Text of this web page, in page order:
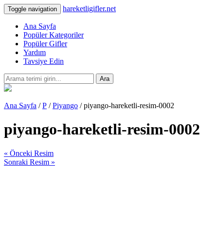
Toggle navigation hareketligifler.net
Ana Sayfa
Popüler Kategoriler
Popüler Gifler
Yardım
Tavsiye Edin
Ara
Ana Sayfa /P /Piyango / piyango-hareketli-resim-0002
piyango-hareketli-resim-0002
« Önceki Resim
Sonraki Resim »